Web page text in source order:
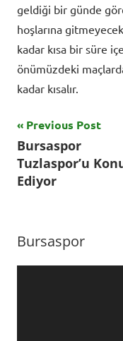
geldiği bir günde
hoşlarına
kadar kısa bir süre
önümüzdeki
kadar kısalır.
Tagged
with
Bursaspor,
Francis
futbol
haberleri,
Yazı
gezinmesi
Previous Post
Bursaspor
Tuzlaspor’u
Ediyor
Bursaspor